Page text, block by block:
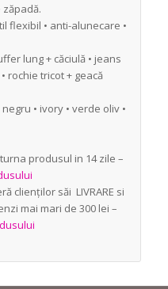
flexibil • anti-alunecare •
lung + căciulă • jeans
rochie tricot + geacă
negru • ivory • verde oliv •
produsul in 14 zile –
clienților săi LIVRARE si
mai mari de 300 lei –